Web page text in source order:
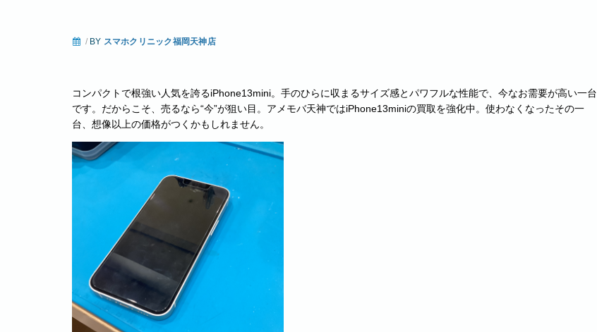
/BY スマホクリニック福岡天神店
コンパクトで根強い人気を誇るiPhone13mini。手のひらに収まるサイズ感とパワフルな性能で、今なお需要が高い一台
です。だからこそ、売るなら“今”が狙い目。アメモバ天神ではiPhone13miniの買取を強化中。使わなくなったその一
台、想像以上の価格がつくかもしれません。